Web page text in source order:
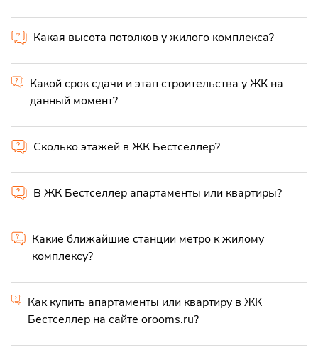
Какая высота потолков у жилого комплекса?
Какой срок сдачи и этап строительства у ЖК на
данный момент?
Сколько этажей в ЖК Бестселлер?
В ЖК Бестселлер апартаменты или квартиры?
Какие ближайшие станции метро к жилому
комплексу?
Как купить апартаменты или квартиру в ЖК
Бестселлер на сайте orooms.ru?